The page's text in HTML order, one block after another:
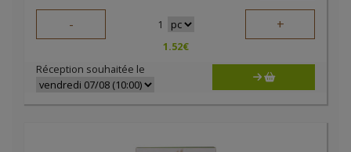
- 1 +
1.52€
Réception souhaitée le